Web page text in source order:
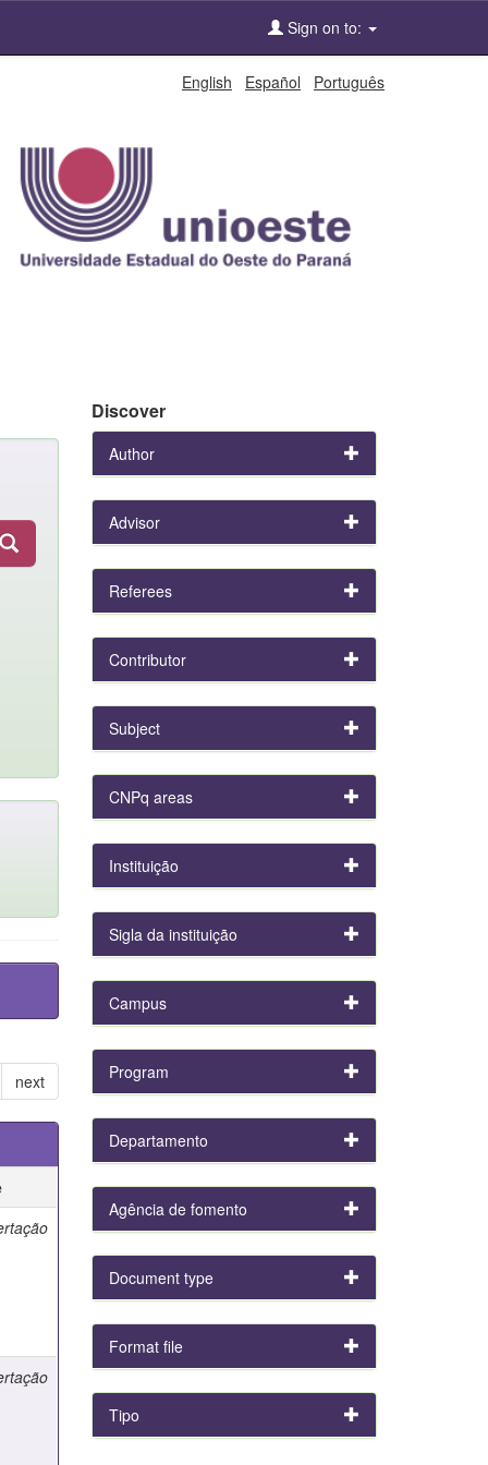
Sign on to:
English Español Português
next
Discover
Author
Advisor
Referees
Contributor
Subject
CNPq areas
Instituição
Sigla da instituição
Campus
Program
Departamento
Agência de fomento
Document type
Format file
Tipo